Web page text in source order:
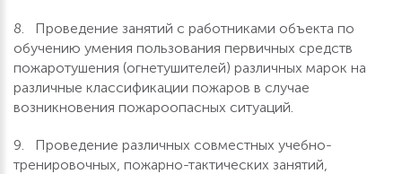
8. Проведение занятий с работниками объекта по
обучению умения пользования первичных средств
пожаротушения (огнетушителей) различных марок на
различные классификации пожаров в случае
возникновения пожароопасных ситуаций.
9. Проведение различных совместных учебно-
тренировочных, пожарно-тактических занятий,